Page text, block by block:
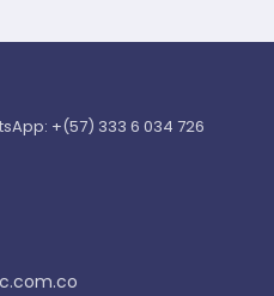
+(57) 333 6 034 726